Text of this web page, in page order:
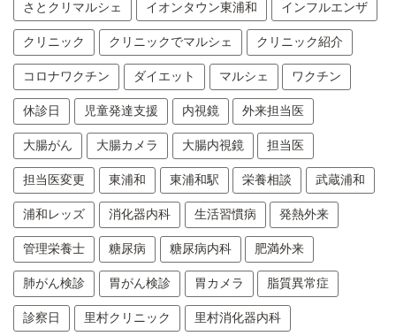
さとクリマルシェ イオンタウン東浦和 インフルエンザ
クリニック クリニックでマルシェ クリニック紹介
コロナワクチン ダイエット マルシェ ワクチン
休診日 児童発達支援 内視鏡 外来担当医
大腸がん 大腸カメラ 大腸内視鏡 担当医
担当医変更 東浦和 東浦和駅 栄養相談 武蔵浦和
浦和レッズ 消化器内科 生活習慣病 発熱外来
管理栄養士 糖尿病 糖尿病内科 肥満外来
肺がん検診 胃がん検診 胃カメラ 脂質異常症
診察日 里村クリニック 里村消化器内科